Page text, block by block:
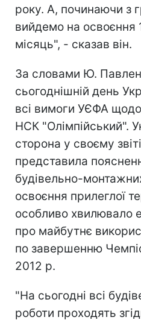
року. А, починаючи з
вийдемо на освоєння
місяць", - сказав він.
За словами Ю.
сьогоднішній день
всі вимоги УЄФА щодо
НСК "Олімпійський".
сторона у своєму
представила
будівельно-
освоєння прилеглої
особливо хвилювало
про майбутнє
по завершенню
2012 р.
"На сьогодні всі
роботи проходять